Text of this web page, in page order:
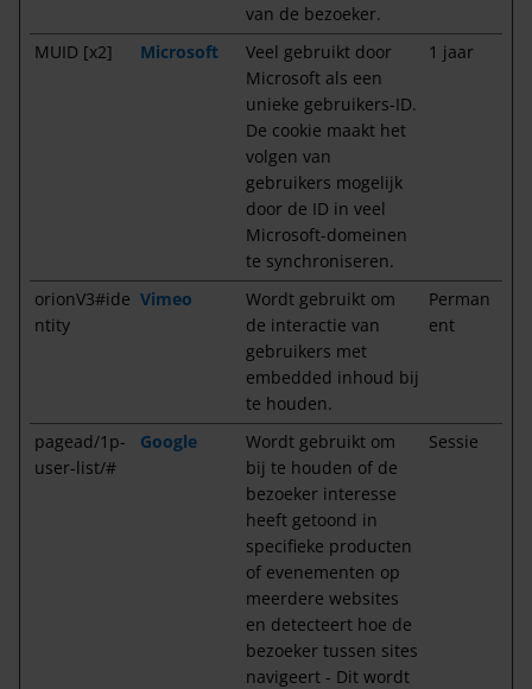
van de bezoeker.
MUID [x2] Microsoft
Veel gebruikt door
Microsoft als een
unieke gebruikers-ID.
De cookie maakt het
volgen van
gebruikers mogelijk
door de ID in veel
Microsoft-domeinen
te synchroniseren.
1 jaar
orionV3#ide
ntity
Vimeo
Wordt gebruikt om
de interactie van
gebruikers met
embedded inhoud bij
te houden.
Perman
ent
pagead/1p-
user-list/#
Google
Wordt gebruikt om
bij te houden of de
bezoeker interesse
heeft getoond in
specifieke producten
of evenementen op
meerdere websites
en detecteert hoe de
bezoeker tussen sites
navigeert - Dit wordt
Sessie